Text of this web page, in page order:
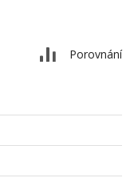
Porovnání